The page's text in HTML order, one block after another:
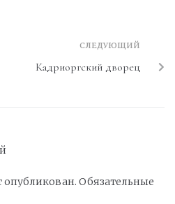
СЛЕДУЮЩИЙ
Кадриоргский дворец
опубликован. Обязательные